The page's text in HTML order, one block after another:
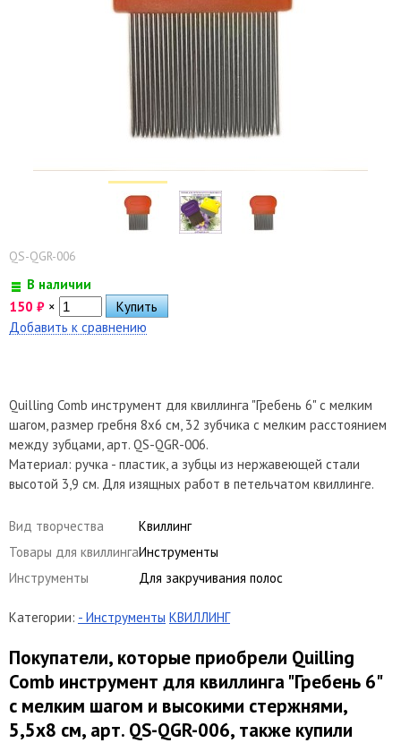
QS-QGR-006
В наличии
150 ₽ ×
Добавить к сравнению
Quilling Comb инструмент для квиллинга "Гребень 6" с мелким
шагом, размер гребня 8х6 см, 32 зубчика с мелким расстоянием
между зубцами, арт. QS-QGR-006.
Материал: ручка - пластик, а зубцы из нержавеющей стали
высотой 3,9 см. Для изящных работ в петельчатом квиллинге.
Вид творчества
Квиллинг
Товары для квиллингаИнструменты
Инструменты
Для закручивания полос
Категории: - Инструменты КВИЛЛИНГ
Покупатели, которые приобрели Quilling
Comb инструмент для квиллинга "Гребень 6"
с мелким шагом и высокими стержнями,
5,5х8 см, арт. QS-QGR-006, также купили